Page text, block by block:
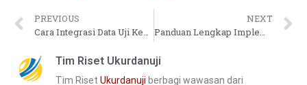
PREVIOUS
Cara Integrasi Data Uji Kekerasan ke Sistem Dokumentasi Elektronik
NEXT
Panduan Lengkap Implementasi MH600 dalam Preventive Maintenance Alat Berat
Tim Riset Ukurdanuji
Tim Riset Ukurdanuji berbagi wawasan dari